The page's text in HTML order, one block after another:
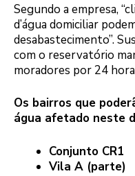
Segundo a empresa,
d’água domiciliar
desabastecimento”.
com o reservatório
moradores por 24
Os bairros que
água afetado neste
Conjunto CR1
Vila A (parte)